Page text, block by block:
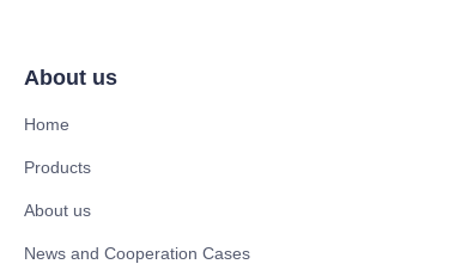
About us
Home
Products
About us
News and Cooperation Cases